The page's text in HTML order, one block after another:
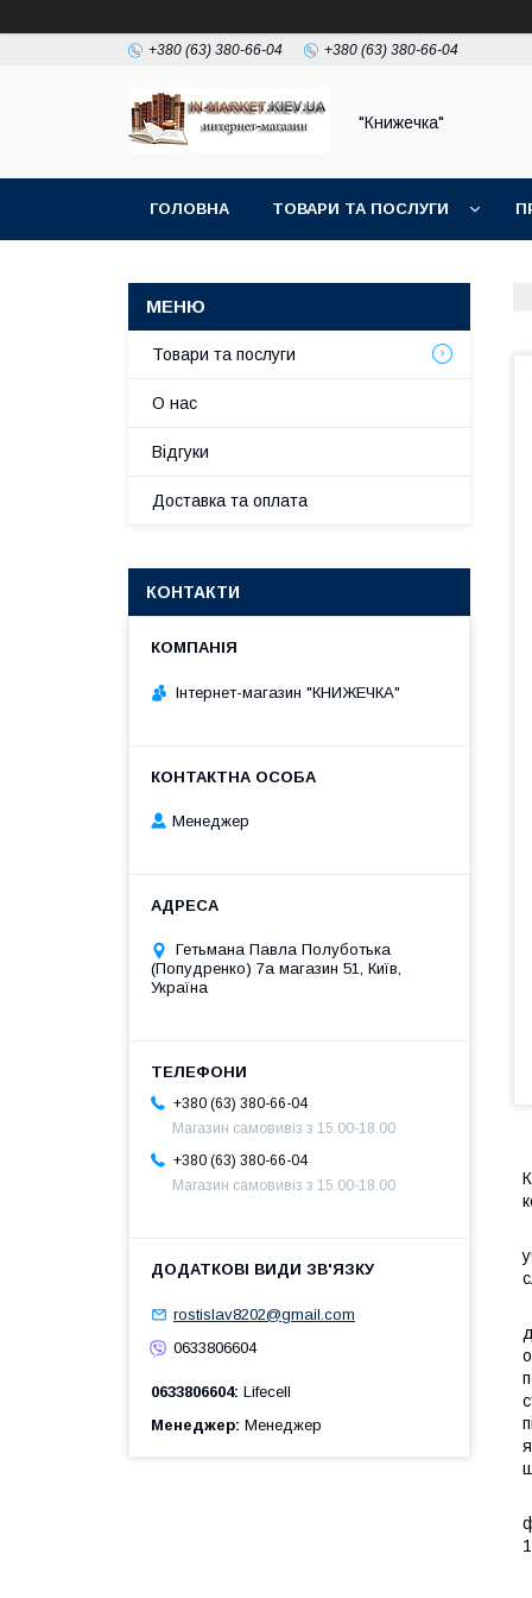
+380 (63) 380-66-04 +380 (63) 380-66-04
"Книжечка"
ГОЛОВНА ТОВАРИ ТА ПОСЛУГИ
Товари та послуги
О нас
Відгуки
Доставка та оплата
КОНТАКТИ
Інтернет-магазин "КНИЖЕЧКА"
Менеджер
Гетьмана Павла Полуботька
(Попудренко) 7а магазин 51, Київ,
Україна
+380 (63) 380-66-04
Магазин самовивіз з 15.00-18.00
+380 (63) 380-66-04
Магазин самовивіз з 15.00-18.00
rostislav8202@gmail.com
0633806604
0633806604 Lifecell
Менеджер Менеджер